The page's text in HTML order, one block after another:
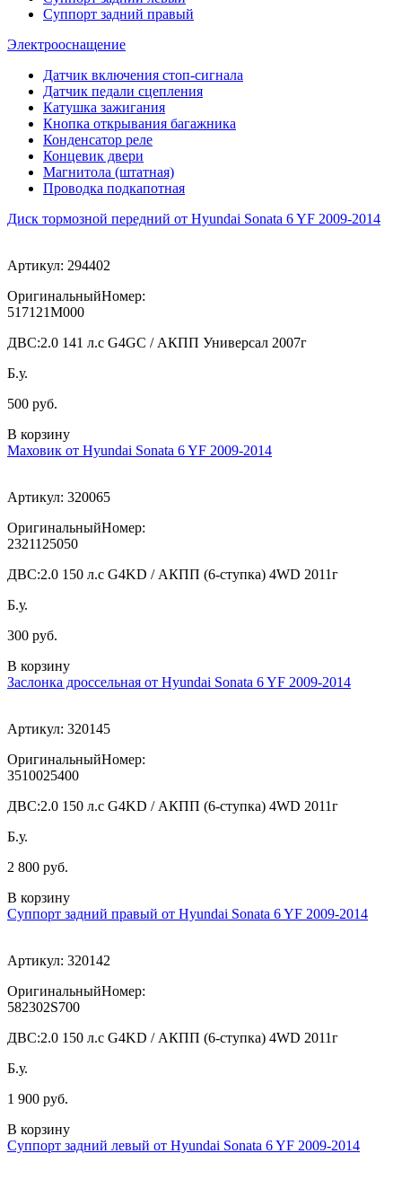
Суппорт задний правый
Электрооснащение
Датчик включения стоп-сигнала
Датчик педали сцепления
Катушка зажигания
Кнопка открывания багажника
Конденсатор реле
Концевик двери
Магнитола (штатная)
Проводка подкапотная
Диск тормозной передний от Hyundai Sonata 6 YF 2009-2014
Артикул: 294402
ОригинальныйНомер:
517121M000
ДВС:2.0 141 л.с G4GC / АКПП Универсал 2007г
Б.у.
500 руб.
В корзину
Маховик от Hyundai Sonata 6 YF 2009-2014
Артикул: 320065
ОригинальныйНомер:
2321125050
ДВС:2.0 150 л.с G4KD / АКПП (6-ступка) 4WD 2011г
Б.у.
300 руб.
В корзину
Заслонка дроссельная от Hyundai Sonata 6 YF 2009-2014
Артикул: 320145
ОригинальныйНомер:
3510025400
ДВС:2.0 150 л.с G4KD / АКПП (6-ступка) 4WD 2011г
Б.у.
2 800 руб.
В корзину
Суппорт задний правый от Hyundai Sonata 6 YF 2009-2014
Артикул: 320142
ОригинальныйНомер:
582302S700
ДВС:2.0 150 л.с G4KD / АКПП (6-ступка) 4WD 2011г
Б.у.
1 900 руб.
В корзину
Суппорт задний левый от Hyundai Sonata 6 YF 2009-2014